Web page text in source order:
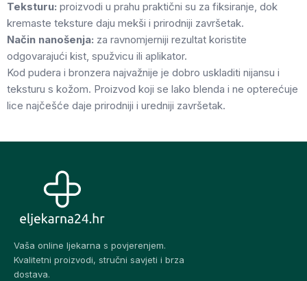
Teksturu: proizvodi u prahu praktični su za fiksiranje, dok
kremaste teksture daju mekši i prirodniji završetak.
Način nanošenja: za ravnomjerniji rezultat koristite
odgovarajući kist, spužvicu ili aplikator.
Kod pudera i bronzera najvažnije je dobro uskladiti nijansu i
teksturu s kožom. Proizvod koji se lako blenda i ne opterećuje
lice najčešće daje prirodniji i uredniji završetak.
Vaša online ljekarna s povjerenjem.
Kvalitetni proizvodi, stručni savjeti i brza
dostava.